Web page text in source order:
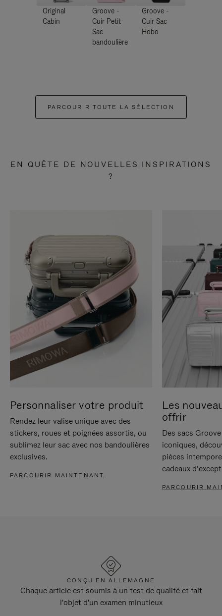
Original
Cabin
Groove -
Cuir Petit
Sac
bandoulière
Groove -
Cuir Sac
Hobo
PARCOURIR TOUTE LA SÉLECTION
EN QUÊTE DE NOUVELLES INSPIRATIONS
?
Personnaliser votre produit
Rendez leur valise unique avec des
stickers, roues et poignées assortis, ou
sublimez leur sac avec nos bandoulières
exclusives.
PARCOURIR MAINTENANT
Les
offrir
Des sacs
iconiques,
pièces
cadeaux
PARCOURIR
CONÇU EN ALLEMAGNE
Chaque article est soumis à un test de qualité et fait
l'objet d'un examen minutieux